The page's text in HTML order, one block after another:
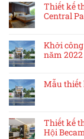
Thiết kế
Central
Khởi
năm 2022
Mẫu thiết
Thiết kế
Hội